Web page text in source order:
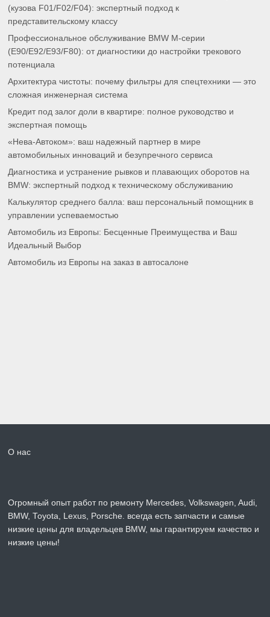
(кузова F01/F02/F04): экспертный подход к
представительскому классу
Профессиональное обслуживание BMW M-серии
(E90/E92/E93/F80): от диагностики до настройки трекового
потенциала
Архитектура чистоты: почему фильтры для спецтехники — это
сложная инженерная система
Кредит под залог доли в квартире: полное руководство и
экспертная помощь
«Нева-Автоком»: ваш надежный партнер в мире
автомобильных инноваций и безупречного сервиса
Диагностика и устранение рывков и плавающих оборотов на
BMW: экспертный подход к техническому обслуживанию
Калькулятор среднего балла: ваш персональный помощник в
управлении успеваемостью
Автомобиль из Европы: Бесценные Преимущества и Ваш
Идеальный Выбор
Автомобиль из Европы на заказ в автосалоне
О нас
Огромный опыт работ по ремонту Mercedes, Volkswagen, Audi,
BMW, Toyota, Lexus, Porsche. всегда есть запчасти и самые
низкие цены для владельцев BMW, мы гарантируем качество и
низкие цены!